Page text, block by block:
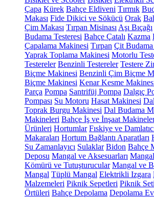
Çapa Kürek Bahçe Eldiveni Tırmık
Makası Fide Dikici ve Sökücü Orak
Çim Makası Tırpan Misinası Aşı Bıçağı
Budama Testeresi Bahçe Çatalı Kazma
Çapalama Makinesi Tırpan Çit
Yaprak Toplama Makinesi Motorlu
Testereler Benzinli Testereler Testere
Biçme Makinesi Benzinli Çim Biçme
Biçme Makinesi Kenar Kesme
Parça Pompa Santrifüj Pompa Dalgıç
Pompası Su Motoru Hasat Makinesi
Toprak Burgu Makinesi Dal Budama
Makineleri Bahçe İş ve İnşaat
Ürünleri Hortumlar Fıskiye ve
Makaraları Hortum Bağlantı Aparatları
Su Zamanlayıcı Sulaklar Bidon Bahçe
Deposu Mangal ve Aksesuarları
Kömürü ve Tutuşturucular Mangal ve
Mangal Tüplü Mangal Elektrikli Izgara
Malzemeleri Piknik Sepetleri Piknik Seti
Örtüleri Bahçe Depolama Depolama